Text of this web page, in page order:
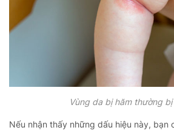
Vùng da bị hăm thường
Nếu nhận thấy những dấu hiệu này, bạn